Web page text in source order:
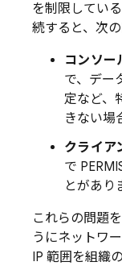
を制限してい
続すると、次
コンソー
で、デー
定など、
きない場
クライア
で
とがあり
これらの問題
うにネットワ
IP 範囲を組織